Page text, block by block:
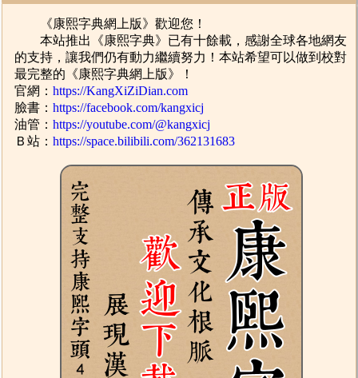
《康熙字典網上版》歡迎您！
本站推出《康熙字典》已有十餘載，感謝全球各地網友
的支持，讓我們仍有動力繼續努力！本站希望可以做到校對
最完整的《康熙字典網上版》！
官網：https://KangXiZiDian.com
臉書：https://facebook.com/kangxicj
油管：https://youtube.com/@kangxicj
Ｂ站：https://space.bilibili.com/362131683